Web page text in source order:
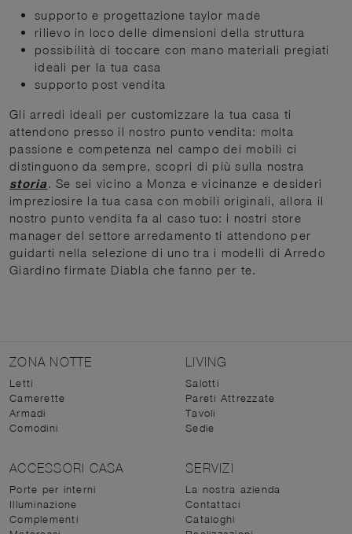
supporto e progettazione taylor made
rilievo in loco delle dimensioni della struttura
possibilità di toccare con mano materiali pregiati
ideali per la tua casa
supporto post vendita
Gli arredi ideali per customizzare la tua casa ti
attendono presso il nostro punto vendita: molta
passione e competenza nel campo dei mobili ci
distinguono da sempre, scopri di più sulla nostra
storia. Se sei vicino a Monza e vicinanze e desideri
impreziosire la tua casa con mobili originali, allora il
nostro punto vendita fa al caso tuo: i nostri store
manager del settore arredamento ti attendono per
guidarti nella selezione di uno tra i modelli di Arredo
Giardino firmate Diabla che fanno per te.
ZONA NOTTE
Letti
Camerette
Armadi
Comodini
LIVING
Salotti
Pareti Attrezzate
Tavoli
Sedie
ACCESSORI CASA
Porte per interni
Illuminazione
Complementi
SERVIZI
La nostra azienda
Contattaci
Cataloghi